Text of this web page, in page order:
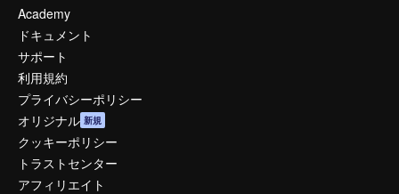
Academy
ドキュメント
サポート
利用規約
プライバシーポリシー
オリジナル 新規
クッキーポリシー
トラストセンター
アフィリエイト